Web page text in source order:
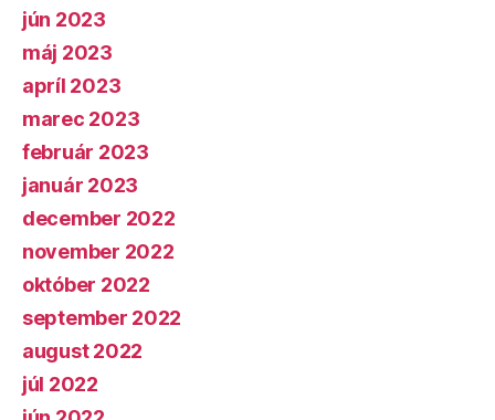
jún 2023
máj 2023
apríl 2023
marec 2023
február 2023
január 2023
december 2022
november 2022
október 2022
september 2022
august 2022
júl 2022